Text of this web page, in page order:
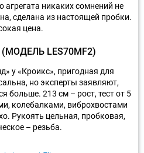
агрегата никаких сомнений не
сделана из настоящей пробки.
цена.
(МОДЕЛЬ LES70MF2)
у «Кроикс», пригодная для
но эксперты заявляют,
больше. 213 см – рост, тест от 5
колебалками, виброхвостами
Рукоять цельная, пробковая,
– резьба.